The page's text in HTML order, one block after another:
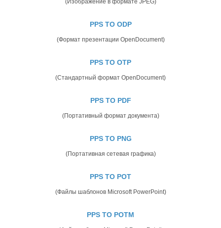
PPS TO ODP
(Формат презентации OpenDocument)
PPS TO OTP
(Стандартный формат OpenDocument)
PPS TO PDF
(Портативный формат документа)
PPS TO PNG
(Портативная сетевая графика)
PPS TO POT
(Файлы шаблонов Microsoft PowerPoint)
PPS TO POTM